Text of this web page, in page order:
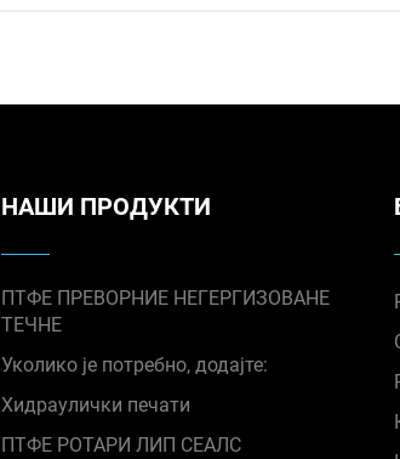
НАШИ ПРОДУКТИ
ПТФЕ ПРЕВОРНИЕ НЕГЕРГИЗОВАНЕ
ТЕЧНЕ
Уколико је потребно, додајте:
Хидраулички печати
ПТФЕ РОТАРИ ЛИП СЕАЛС